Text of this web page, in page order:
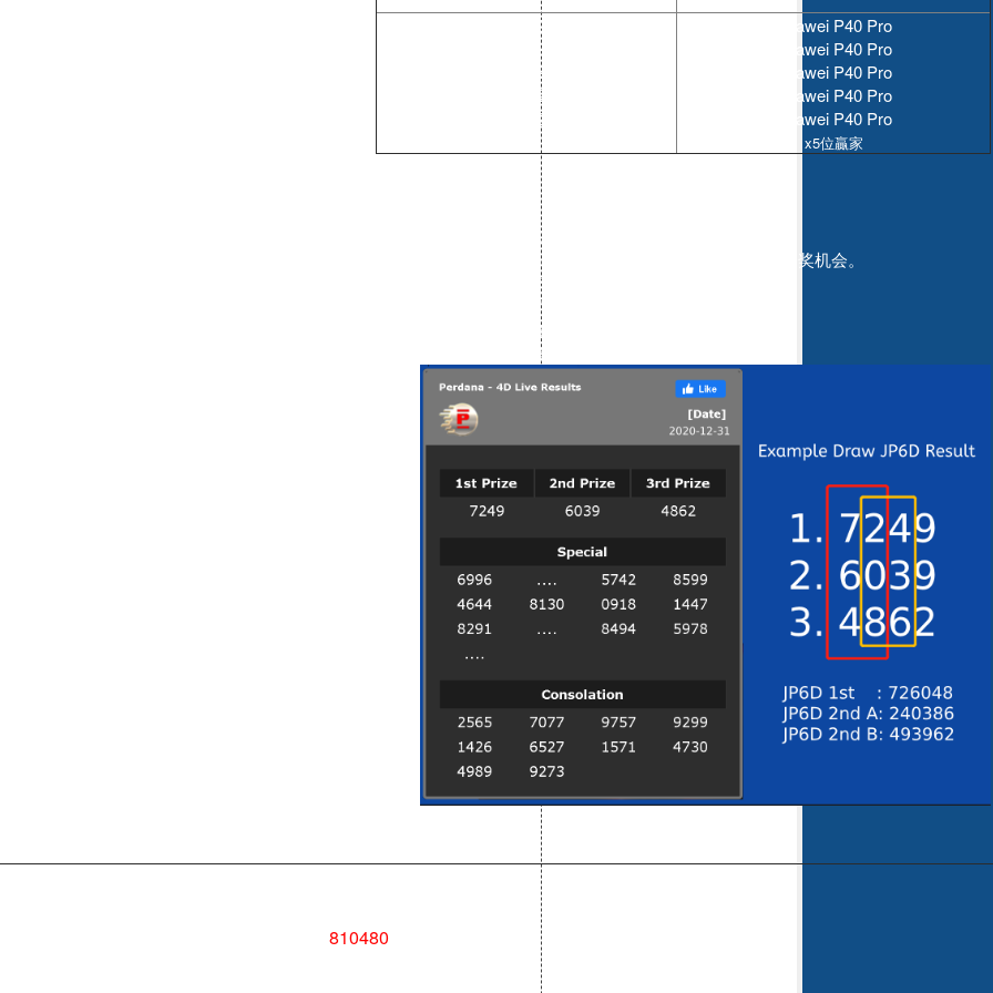
iPhone12 Pro
iPhone12 Pro
iPhone12 Pro
iPhone12 Pro
iPhone12 Pro
x5位贏家
Huawei P40 Pro
Huawei P40 Pro
Huawei P40 Pro
Huawei P40 Pro
Huawei P40 Pro
x5位贏家
幸运抽奖活动 1-31 八月
Perdana4D(#9) MYR20
就可以得到一次抽奖机会。
奖品可以转换成現金。
您得到的JP6D可以网站账号里查询。
您的奖品我們會直接与您的上线联系。
公司保留一切条款更改的权利。
810480